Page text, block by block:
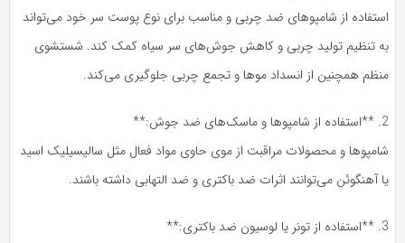
استفاده از شامپوهای ضد چربی و مناسب برای نوع پوست سر خود می‌تواند
به تنظیم تولید چربی و کاهش جوش‌های سر سیاه کمک کند. شستشوی
منظم همچنین از انسداد موها و تجمع چربی جلوگیری می‌کند.
2. **استفاده از شامپوها و ماسک‌های ضد جوش:**
شامپوها و محصولات مراقبت از موی حاوی مواد فعال مثل سالیسیلیک اسید
یا آهنگوئن می‌توانند اثرات ضد باکتری و ضد التهابی داشته باشند.
3. **استفاده از تونر یا لوسیون ضد باکتری:**